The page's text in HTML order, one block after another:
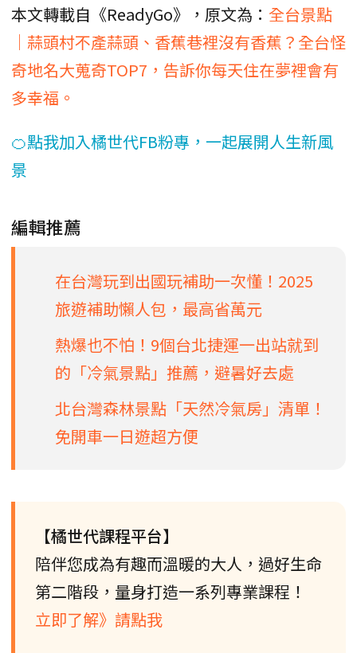
本文轉載自《ReadyGo》，原文為： 全台景點
｜蒜頭村不產蒜頭、香蕉巷裡沒有香蕉？全台怪
奇地名大蒐奇TOP7，告訴你每天住在夢裡會有
多幸福。
🍊點我加入橘世代FB粉專，一起展開人生新風
景
編輯推薦
在台灣玩到出國玩補助一次懂！2025
旅遊補助懶人包，最高省萬元
熱爆也不怕！9個台北捷運一出站就到
的「冷氣景點」推薦，避暑好去處
北台灣森林景點「天然冷氣房」清單！
免開車一日遊超方便
【橘世代課程平台】
陪伴您成為有趣而溫暖的大人，過好生命
第二階段，量身打造一系列專業課程！
立即了解》請點我